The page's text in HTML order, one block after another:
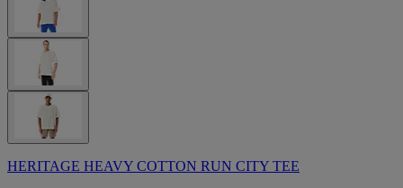
HERITAGE HEAVY COTTON RUN CITY TEE